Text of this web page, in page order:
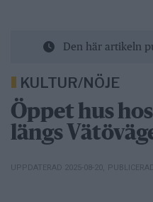
Den här artikeln
KULTUR/NÖJE
Öppet hus
längs
UPPDATERAD 2025-08-20